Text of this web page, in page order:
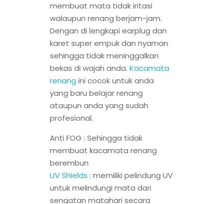
membuat mata tidak iritasi
walaupun renang berjam-jam.
Dengan di lengkapi earplug dan
karet super empuk dan nyaman
sehingga tidak meninggalkan
bekas di wajah anda. Kacamata
renang ini cocok untuk anda
yang baru belajar renang
ataupun anda yang sudah
profesional.
Anti FOG : Sehingga tidak
membuat kacamata renang
berembun
UV Shields : memiliki pelindung UV
untuk melindungi mata dari
sengatan matahari secara